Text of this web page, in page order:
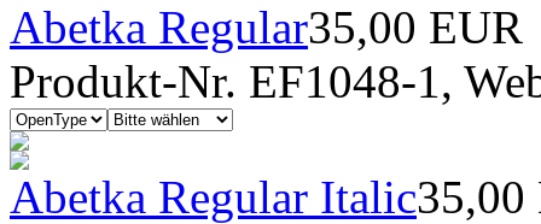
Abetka Regular35,00 EUR
Produkt-Nr. EF1048-1,
Abetka Regular Italic35,00